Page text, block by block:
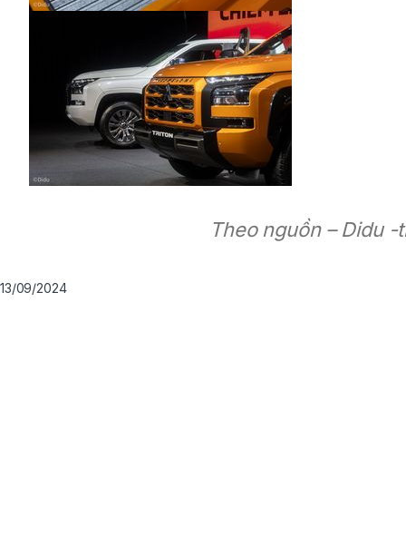
Theo nguồn – Didu -
13/09/2024